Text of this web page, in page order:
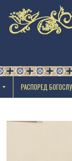
РАСПОРЕД